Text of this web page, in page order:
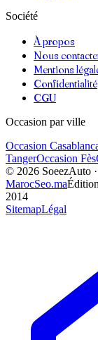
Société
À propos
Nous
Mentions
Confidentialité
CGU
Occasion par ville
Occasion
TangerOccasion Fès
© 2026 SoeezAuto
MarocSeo.ma
2014
SitemapLégal